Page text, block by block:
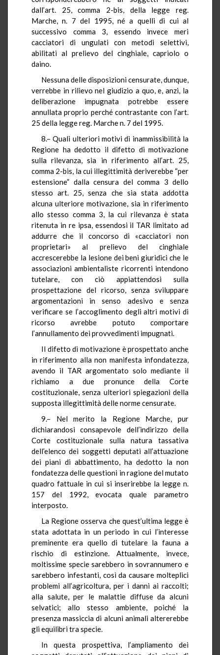
dall’art. 25, comma 2-bis, della legge reg.
Marche, n. 7 del 1995, né a quelli di cui al
successivo comma 3, essendo invece meri
cacciatori di ungulati con metodi selettivi,
abilitati al prelievo del cinghiale, capriolo o
daino.
Nessuna delle disposizioni censurate, dunque,
verrebbe in rilievo nel giudizio a quo, e, anzi, la
deliberazione impugnata potrebbe essere
annullata proprio perché contrastante con l’art.
25 della legge reg. Marche n. 7 del 1995.
8.– Quali ulteriori motivi di inammissibilità la
Regione ha dedotto il difetto di motivazione
sulla rilevanza, sia in riferimento all’art. 25,
comma 2-bis, la cui illegittimità deriverebbe “per
estensione” dalla censura del comma 3 dello
stesso art. 25, senza che sia stata addotta
alcuna ulteriore motivazione, sia in riferimento
allo stesso comma 3, la cui rilevanza è stata
ritenuta in re ipsa, essendosi il TAR limitato ad
addurre che il concorso di «cacciatori non
proprietari» al prelievo del cinghiale
accrescerebbe la lesione dei beni giuridici che le
associazioni ambientaliste ricorrenti intendono
tutelare, con ciò appiattendosi sulla
prospettazione del ricorso, senza sviluppare
argomentazioni in senso adesivo e senza
verificare se l’accoglimento degli altri motivi di
ricorso avrebbe potuto comportare
l’annullamento dei provvedimenti impugnati.
Il difetto di motivazione è prospettato anche
in riferimento alla non manifesta infondatezza,
avendo il TAR argomentato solo mediante il
richiamo a due pronunce della Corte
costituzionale, senza ulteriori spiegazioni della
supposta illegittimità delle norme censurate.
9.– Nel merito la Regione Marche, pur
dichiarandosi consapevole dell’indirizzo della
Corte costituzionale sulla natura tassativa
dell’elenco dei soggetti deputati all’attuazione
dei piani di abbattimento, ha dedotto la non
fondatezza delle questioni in ragione del mutato
quadro fattuale in cui si inserirebbe la legge n.
157 del 1992, evocata quale parametro
interposto.
La Regione osserva che quest’ultima legge è
stata adottata in un periodo in cui l’interesse
preminente era quello di tutelare la fauna a
rischio di estinzione. Attualmente, invece,
moltissime specie sarebbero in sovrannumero e
sarebbero infestanti, così da causare molteplici
problemi all’agricoltura, per i danni ai raccolti;
alla salute, per le malattie diffuse da alcuni
selvatici; allo stesso ambiente, poiché la
presenza massiccia di alcuni animali altererebbe
gli equilibri tra specie.
In questa prospettiva, l’ampliamento dei